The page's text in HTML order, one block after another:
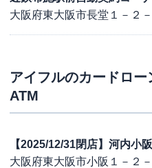
大阪府東大阪市長堂１－２
アイフルのカードロー
ATM
【2025/12/31閉店】河内小
大阪府東大阪市小阪１－２